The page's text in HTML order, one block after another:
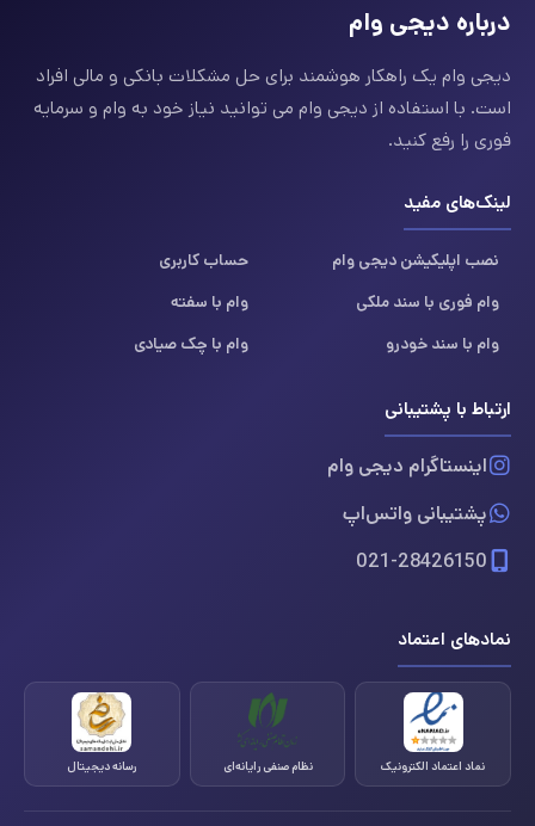
درباره دیجی وام
دیجی وام یک راهکار هوشمند برای حل مشکلات بانکی و مالی افراد
است. با استفاده از دیجی وام می توانید نیاز خود به وام و سرمایه
فوری را رفع کنید.
لینک‌های مفید
نصب اپلیکیشن دیجی وام
حساب کاربری
وام فوری با سند ملکی
وام با سفته
وام با سند خودرو
وام با چک صیادی
ارتباط با پشتیبانی
اینستاگرام دیجی وام
پشتیبانی واتس‌اپ
021-28426150
نمادهای اعتماد
نماد اعتماد الکترونیک نظام صنفی رایانه‌ای رسانه دیجیتال